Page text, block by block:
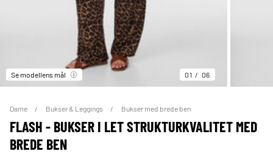
Se modellens mål 01 06
Dame Bukser & Leggings Bukser med brede ben
FLASH - BUKSER I LET STRUKTURKVALITET MED
BREDE BEN